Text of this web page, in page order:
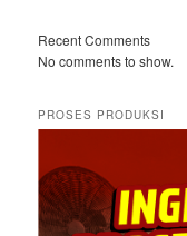
Recent Comments
No comments to show.
PROSES PRODUKSI